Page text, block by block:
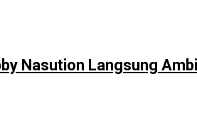
Nasution Langsung